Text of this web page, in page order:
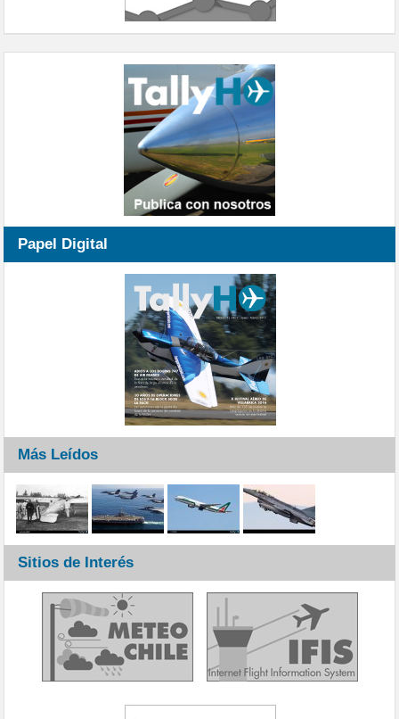
Papel Digital
Más Leídos
Sitios de Interés